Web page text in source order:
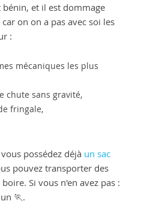
et il est dommage
on on a pas avec soi les
:
mécaniques les plus
chute sans gravité,
fringale,
possédez déjà un sac
pouvez transporter des
Si vous n'en avez pas :
🏃.